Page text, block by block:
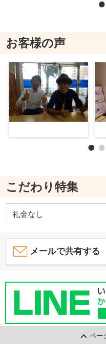
お客様の声
こだわり特集
礼金なし
メールで共有する
ペー